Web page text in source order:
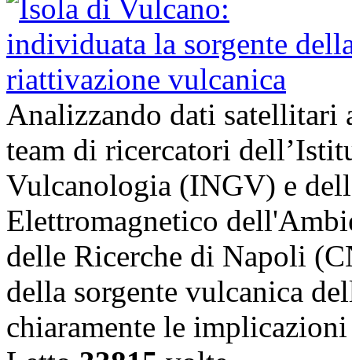
Analizzando dati satellitari
team di ricercatori
Vulcanologia (INGV) e
Elettromagnetico
delle Ricerche di Napoli
della sorgente vulcanica
chiaramente le